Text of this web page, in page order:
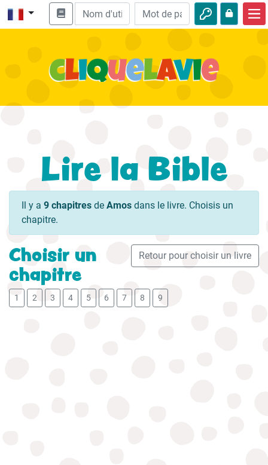
Enseignement biblique
Aventures
Loisirs
Lire la Bible
Il y a 9 chapitres de Amos dans le livre. Choisis un
chapitre.
Retour pour choisir un livre
Choisir un
chapitre
1 2 3 4 5 6 7 8 9